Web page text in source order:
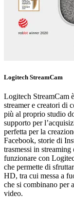
Logitech StreamCam
Logitech StreamCam
streamer e creatori di
più al proprio studio
supporto per
perfetta per la
Facebook, storie di
trasmessi in
funzionare con
che permette di
HD, tra cui messa a
che si combinano per
video.